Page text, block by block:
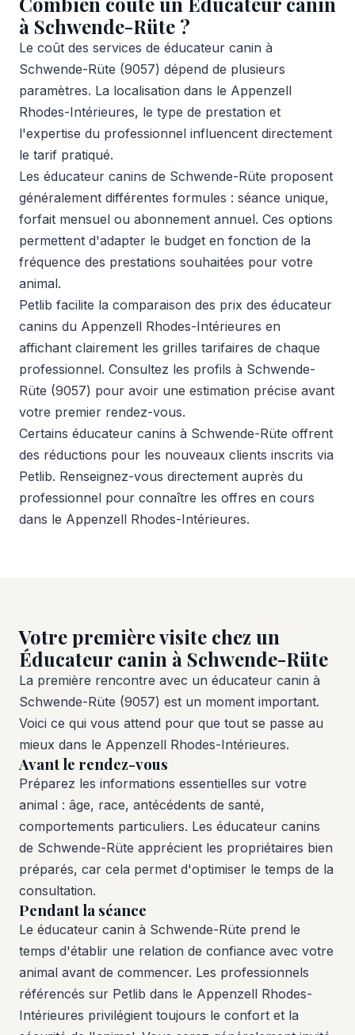
à Schwende-Rüte ?
Le coût des services de éducateur canin à
Schwende-Rüte (9057) dépend de plusieurs
paramètres. La localisation dans le Appenzell
Rhodes-Intérieures, le type de prestation et
l'expertise du professionnel influencent directement
le tarif pratiqué.
Les éducateur canins de Schwende-Rüte proposent
généralement différentes formules : séance unique,
forfait mensuel ou abonnement annuel. Ces options
permettent d'adapter le budget en fonction de la
fréquence des prestations souhaitées pour votre
animal.
Petlib facilite la comparaison des prix des éducateur
canins du Appenzell Rhodes-Intérieures en
affichant clairement les grilles tarifaires de chaque
professionnel. Consultez les profils à Schwende-
Rüte (9057) pour avoir une estimation précise avant
votre premier rendez-vous.
Certains éducateur canins à Schwende-Rüte offrent
des réductions pour les nouveaux clients inscrits via
Petlib. Renseignez-vous directement auprès du
professionnel pour connaître les offres en cours
dans le Appenzell Rhodes-Intérieures.
Votre première visite chez un
Éducateur canin à Schwende-Rüte
La première rencontre avec un éducateur canin à
Schwende-Rüte (9057) est un moment important.
Voici ce qui vous attend pour que tout se passe au
mieux dans le Appenzell Rhodes-Intérieures.
Avant le rendez-vous
Préparez les informations essentielles sur votre
animal : âge, race, antécédents de santé,
comportements particuliers. Les éducateur canins
de Schwende-Rüte apprécient les propriétaires bien
préparés, car cela permet d'optimiser le temps de la
consultation.
Pendant la séance
Le éducateur canin à Schwende-Rüte prend le
temps d'établir une relation de confiance avec votre
animal avant de commencer. Les professionnels
référencés sur Petlib dans le Appenzell Rhodes-
Intérieures privilégient toujours le confort et la